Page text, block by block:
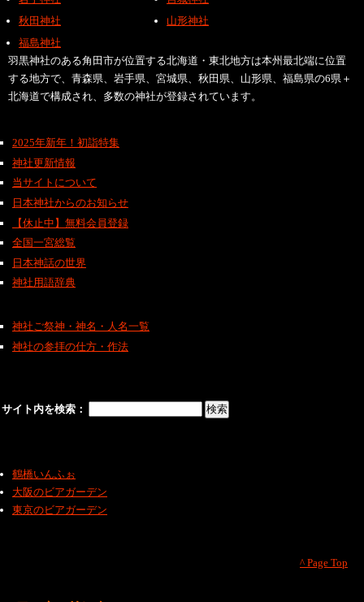
秋田神社
山形神社
福島神社
羽黒神社のある角田市が位置する北海道・東北地方は本州最北端に位置
する地方で、青森県、岩手県、宮城県、秋田県、山形県、福島県の6県＋
北海道で構成され、多数の神社が登録されています。
2025年新年！初詣特集
神社更新情報
当サイトについて
日本神社からのお知らせ
【休止中】無料会員登録
全国一宮総覧
日本神話の世界
神社用語辞典
神社ご祭神・神名・人名一覧
神社の参拝の仕方・作法
サイト内を検索：
鶴橋いんふぉ
大阪のビアガーデン
東京のビアガーデン
^ Page Top